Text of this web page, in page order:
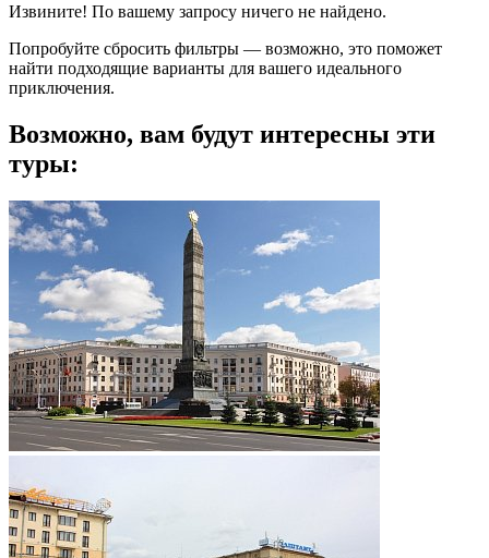
Извините! По вашему запросу ничего не найдено.
Попробуйте сбросить фильтры — возможно, это поможет
найти подходящие варианты для вашего идеального
приключения.
Возможно, вам будут интересны эти
туры: